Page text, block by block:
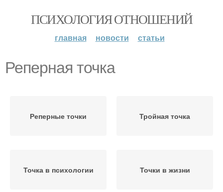
ПСИХОЛОГИЯ ОТНОШЕНИЙ
главная новости статьи
Реперная точка
Реперные точки Тройная точка
Точка в психологии Точки в жизни